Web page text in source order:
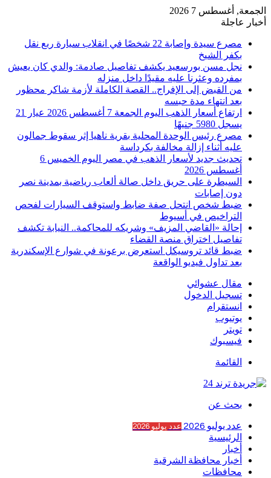
الجمعة, أغسطس 7 2026
أخبار عاجلة
مصرع سيدة وإصابة 22 شخصًا في انقلاب سيارة ربع نقل
بكفر الشيخ
نجل مسن بورسعيد يكشف تفاصيل صادمة: والدي كان يعيش
بمفرده وعثرنا عليه مقيدًا داخل منزله
من القبض إلى الإفراج.. القصة الكاملة لأزمة شاكر محظور
بعد انتهاء مدة حبسه
ارتفاع أسعار الذهب اليوم الجمعة 7 أغسطس 2026 عيار 21
يسجل 5980 جنيهًا
مصرع رئيس الوحدة المحلية بقرية ناهيا إثر سقوط جمالون
عليه أثناء إزالة مخالفة بكرداسة
تحديث جديد لأسعار الذهب في مصر اليوم الخميس 6
أغسطس 2026
السيطرة على حريق داخل صالة ألعاب رياضية بمدينة نصر
دون إصابات
ضبط شخص انتحل صفة ضابط واستوقف السيارات لفحص
التراخيص في أسيوط
إحالة «القاضي المزيف» وشريكه للمحاكمة.. النيابة تكشف
تفاصيل اختراق منصة القضاء
ضبط قائد تروسيكل استعرض برعونة في شوارع الإسكندرية
بعد تداول فيديو الواقعة
مقال عشوائي
تسجيل الدخول
انستقرام
يوتيوب
تويتر
فيسبوك
القائمة
بحث عن
عدد يوليو 2026 عدد يوليو 2026
الرئيسية
أخبار
أخبار محافظة الشرقية
محافظات